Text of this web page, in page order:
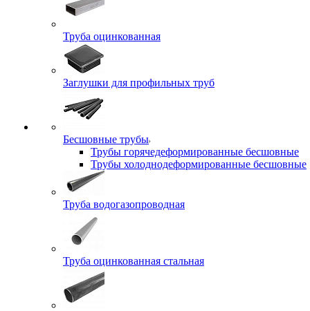
Труба оцинкованная
Заглушки для профильных труб
Бесшовные трубы
Трубы горячедеформированные бесшовные
Трубы холоднодеформированные бесшовные
Труба водогазопроводная
Труба оцинкованная стальная